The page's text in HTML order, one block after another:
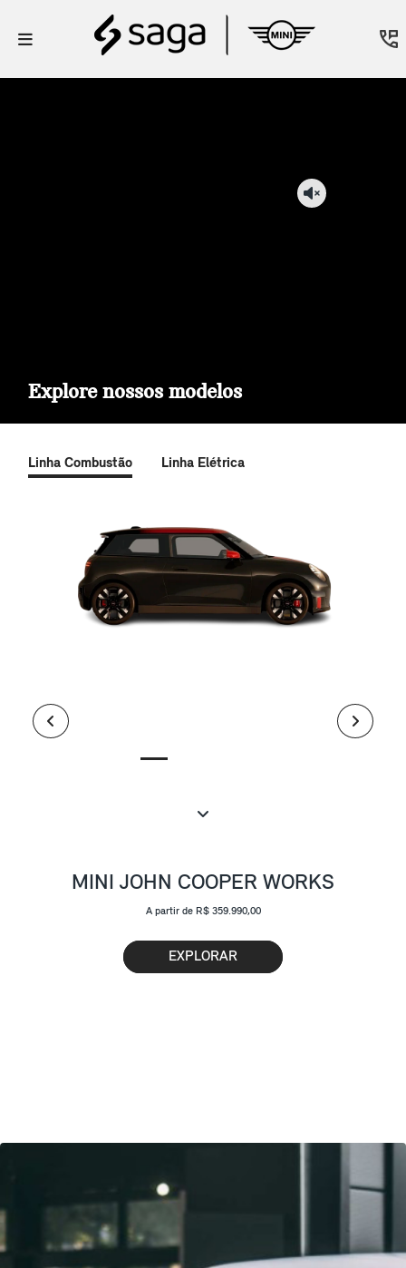
Explore nossos modelos
Linha Combustão Linha Elétrica
MINI JOHN COOPER WORKS
A partir de R$ 359.990,00
EXPLORAR